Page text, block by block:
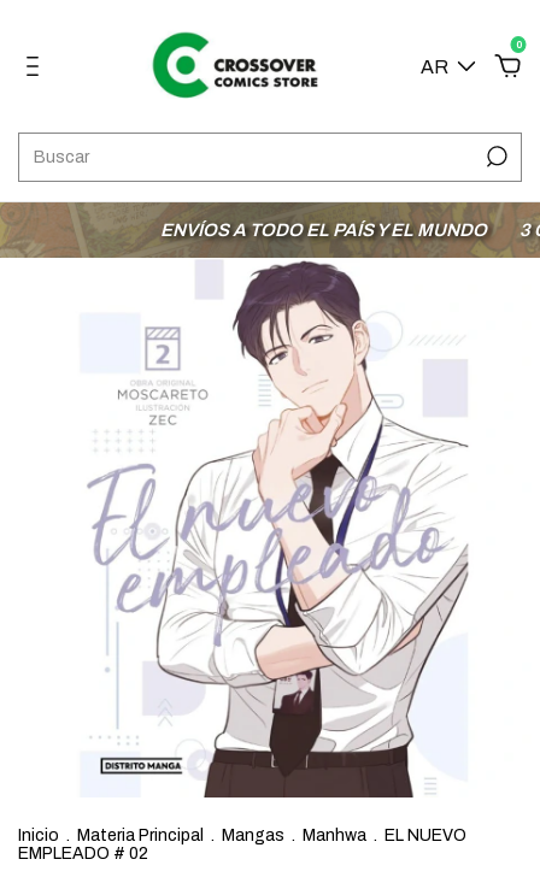
AR
0
ENVÍOS A TODO EL PAÍS Y EL MUNDO 3
Inicio . Materia Principal . Mangas . Manhwa . EL NUEVO
EMPLEADO # 02